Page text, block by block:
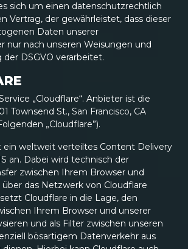
sich um einen datenschutzrechtlich
Vertrag, der gewährleistet, dass dieser
Daten unserer
nur nach unseren Weisungen und
DSGVO verarbeitet.
„Cloudflare“. Anbieter ist die
Townsend St., San Francisco, CA
„Cloudflare”).
ein weltweit verteiltes Content Delivery
an. Dabei wird technisch der
zwischen Ihrem Browser und
das Netzwerk von Cloudflare
Cloudflare in die Lage, den
Ihrem Browser und unserer
und als Filter zwischen unseren
bösartigem Datenverkehr aus